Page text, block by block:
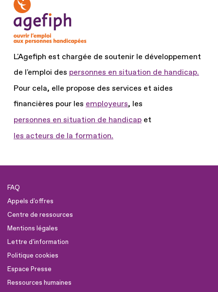
L'Agefiph est chargée de soutenir le développement
de l'emploi des personnes en situation de handicap.
Pour cela, elle propose des services et aides
financières pour les employeurs, les
personnes en situation de handicap et
les acteurs de la formation.
FAQ
Appels d'offres
Centre de ressources
Mentions légales
Lettre d'information
Politique cookies
Espace Presse
Ressources humaines